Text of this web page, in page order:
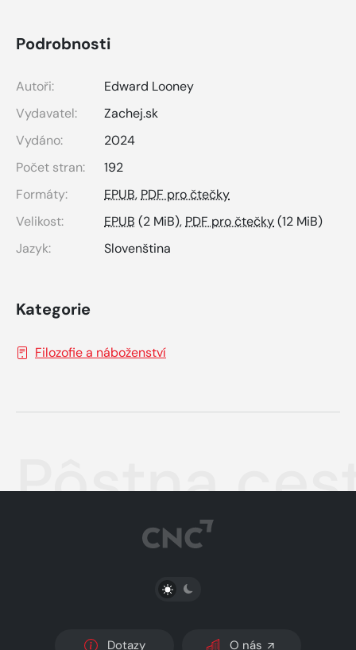
Podrobnosti
Autoři:
Edward Looney
Vydavatel:
Zachej.sk
Vydáno:
2024
Počet stran:
192
Formáty:
EPUB, PDF pro čtečky
Velikost:
EPUB (2 MiB), PDF pro čtečky(12 MiB)
Jazyk:
Slovenština
Kategorie
Filozofie a náboženství
Pôstna
PŘEPNOUT SVĚTLÝ/TMAVÝ REŽIM
Dotazy O nás